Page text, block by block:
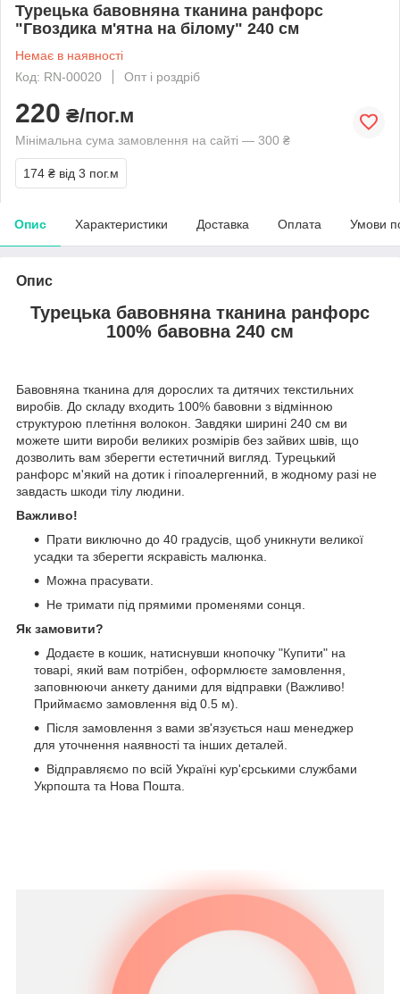
Турецька бавовняна тканина ранфорс
"Гвоздика м'ятна на білому" 240 см
Немає в наявності
Код: RN-00020
Опт і роздріб
220 ₴/пог.м
Мінімальна сума замовлення на сайті — 300 ₴
174 ₴ від 3 пог.м
Опис Характеристики Доставка Оплата Умови
Опис
Турецька бавовняна тканина ранфорс
100% бавовна 240 см
Бавовняна тканина для дорослих та дитячих текстильних
виробів. До складу входить 100% бавовни з відмінною
структурою плетіння волокон. Завдяки ширині 240 см ви
можете шити вироби великих розмірів без зайвих швів, що
дозволить вам зберегти естетичний вигляд. Турецький
ранфорс м'який на дотик і гіпоалергенний, в жодному разі не
завдасть шкоди тілу людини.
Важливо!
Прати виключно до 40 градусів, щоб уникнути великої
усадки та зберегти яскравість малюнка.
Можна прасувати.
Не тримати під прямими променями сонця.
Як замовити?
Додаєте в кошик, натиснувши кнопочку "Купити" на
товарі, який вам потрібен, оформлюєте замовлення,
заповнюючи анкету даними для відправки (Важливо!
Приймаємо замовлення від 0.5 м).
Після замовлення з вами зв'язується наш менеджер
для уточнення наявності та інших деталей.
Відправляємо по всій Україні кур'єрськими службами
Укрпошта та Нова Пошта.